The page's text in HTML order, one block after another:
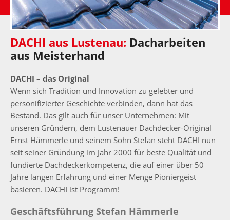
DACHI aus Lustenau: Dacharbeiten
aus Meisterhand
DACHI – das Original
Wenn sich Tradition und Innovation zu gelebter und
personifizierter Geschichte verbinden, dann hat das
Bestand. Das gilt auch für unser Unternehmen: Mit
unseren Gründern, dem Lustenauer Dachdecker-Original
Ernst Hämmerle und seinem Sohn Stefan steht DACHI nun
seit seiner Gründung im Jahr 2000 für beste Qualität und
fundierte Dachdeckerkompetenz, die auf einer über 50
Jahre langen Erfahrung und einer Menge Pioniergeist
basieren. DACHI ist Programm!
Geschäftsführung Stefan Hämmerle